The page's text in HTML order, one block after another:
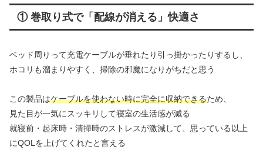
① 巻取り式で「配線が消える」快適さ
ベッド周りって充電ケーブルが垂れたり引っ掛かったりするし、
ホコリも溜まりやすく、掃除の邪魔になりがちだと思う
この製品はケーブルを使わない時に完全に収納できるため、
見た目が一気にスッキリして寝室の生活感が減る
就寝前・起床時・清掃時のストレスが激減して、思っている以上
にQOLを上げてくれたと言える